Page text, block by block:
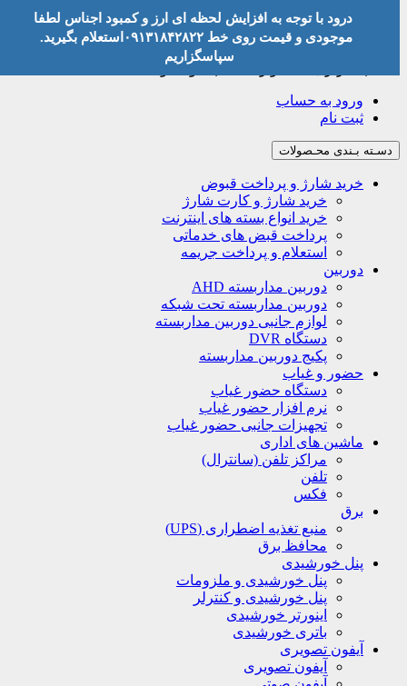
لطفا وارد حساب خود شوید!
ورود به حساب
ثبت نام
دسـته بـندی محـصولات
خرید شارژ و پرداخت قبوض
خرید شارژ و کارت شارژ
خرید انواع بسته های اینترنت
پرداخت قبض های خدماتی
استعلام و پرداخت جریمه
دوربین
دوربین مداربسته AHD
دوربین مداربسته تحت شبکه
لوازم جانبی دوربین مداربسته
دستگاه DVR
پکیج دوربین مداربسته
حضور و غیاب
دستگاه حضور غیاب
نرم افزار حضور غیاب
تجهیزات جانبی حضور غیاب
ماشین های اداری
مراکز تلفن (سانترال)
تلفن
فکس
برق
منبع تغذیه اضطراری (UPS)
محافظ برق
پنل خورشیدی
پنل خورشیدی و ملزومات
پنل خورشیدی و کنترلر
اینورتر خورشیدی
باتری خورشیدی
آیفون تصویری
آیفون تصویری
درود با توجه به افزایش لحظه ای ارز و کمبود اجناس لطفا
موجودی و قیمت روی خط ۰۹۱۳۱۸۴۲۸۲۲استعلام بگیرید.
سپاسگزاریم